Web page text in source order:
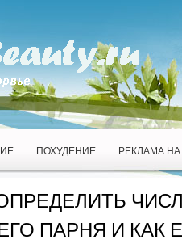
ПОХУДЕНИЕ РЕКЛАМА
ПАРНЯ И КАК